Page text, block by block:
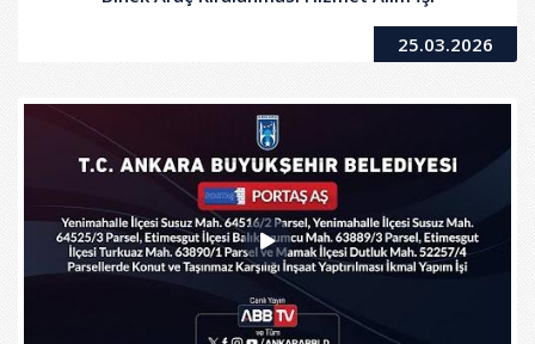
25.03.2026